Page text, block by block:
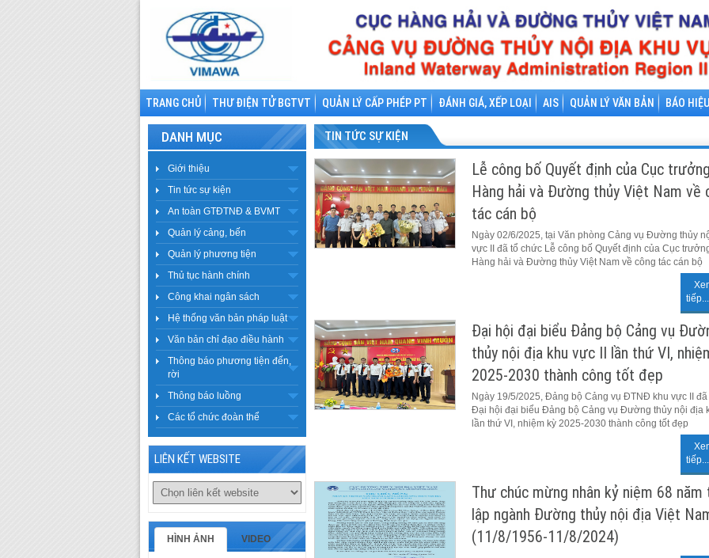
TRANG CHỦ THƯ ĐIỆN TỬ BGTVT QUẢN LÝ CẤP PHÉP PT ĐÁNH GIÁ, XẾP LOẠI AIS QUẢN LÝ VĂN BẢN BÁO HIỆU
DANH MỤC
Giới thiệu
Tin tức sự kiện
An toàn GTĐTNĐ & BVMT
Quản lý cảng, bến
Quản lý phương tiện
Thủ tục hành chính
Công khai ngân sách
Hệ thống văn bản pháp luật
Văn bản chỉ đạo điều hành
Thông báo phương tiện đến,
rời
Thông báo luồng
Các tổ chức đoàn thể
LIÊN KẾT WEBSITE
HÌNH ẢNH VIDEO
TIN TỨC SỰ KIỆN
Lễ công bố Quyết định của Cục
Hàng hải và Đường thủy Việt Nam về
tác cán bộ
Ngày 02/6/2025, tại Văn phòng Cảng vụ Đường thủy
vực II đã tổ chức Lễ công bố Quyết định của Cục
Hàng hải và Đường thủy Việt Nam về công tác cán bộ
tiếp...
Đại hội đại biểu Đảng bộ Cảng vụ
thủy nội địa khu vực II lần thứ VI,
2025-2030 thành công tốt đẹp
Ngày 19/5/2025, Đảng bộ Cảng vụ ĐTNĐ khu vực II
Đại hội đại biểu Đảng bộ Cảng vụ Đường thủy nội địa
lần thứ VI, nhiệm kỳ 2025-2030 thành công tốt đẹp
tiếp...
Thư chúc mừng nhân kỷ niệm 68 năm
lập ngành Đường thủy nội địa Việt
(11/8/1956-11/8/2024)